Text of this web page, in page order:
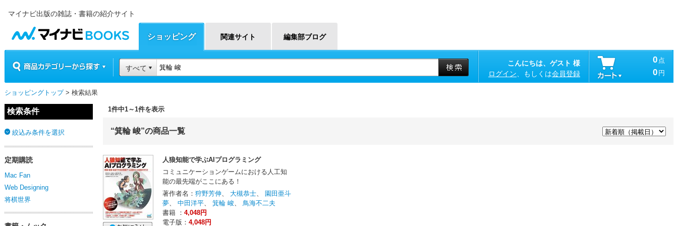
マイナビ出版の雑誌・書籍の紹介サイト
マイナビBOOKS
ショッピング 関連サイト 編集部ブログ
すべて
こんにちは、ゲスト 様
ログイン 、もしくは会員登録
0 点
0 円
ショッピングトップ> 検索結果
1件中1～1件を表示
“箕輪 峻”の商品一覧
人狼知能で学ぶAIプログラミング
コミュニケーションゲームにおける人工知
能の最先端がここにある！
著作者名： 狩野芳伸、 大槻恭士、 園田亜斗
夢、 中田洋平、 箕輪 峻、 鳥海不二夫
書籍 ： 4,048円
電子版： 4,048円
検索条件
絞込み条件を選択
定期購読
Mac Fan
Web Designing
将棋世界